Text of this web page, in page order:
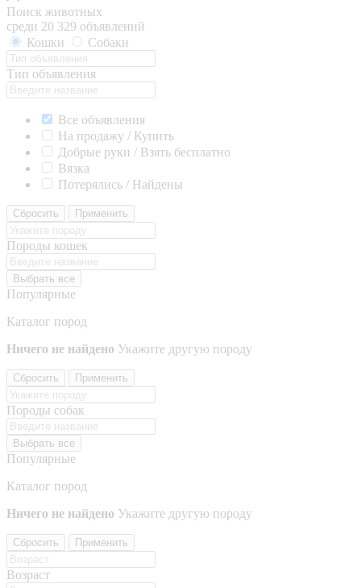
Поиск животных
среди 20 329 объявлений
Кошки
Собаки
Тип объявления
Все объявления
На продажу / Купить
Добрые руки / Взять бесплатно
Вязка
Потерялись / Найдены
Сбросить Применить
Породы кошек
Выбрать все
Популярные
Каталог пород
Ничего не найдено Укажите другую породу
Сбросить Применить
Породы собак
Выбрать все
Популярные
Каталог пород
Ничего не найдено Укажите другую породу
Сбросить Применить
Возраст